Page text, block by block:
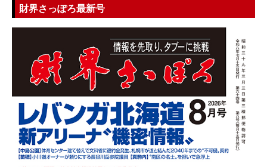
財界さっぽろ最新号